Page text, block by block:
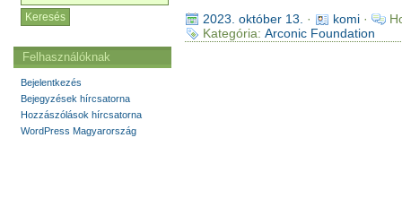
2023. október 13. · komi·
Kategória: Arconic Foundation
Felhasználóknak
Bejelentkezés
Bejegyzések hírcsatorna
Hozzászólások hírcsatorna
WordPress Magyarország